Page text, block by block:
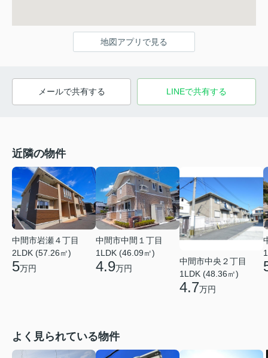
地図アプリで見る
メールで共有する LINEで共有する
近隣の物件
中間市岩瀬４丁目
2LDK (57.26㎡)
5万円
中間市中間１丁目
1LDK (46.09㎡)
4.9万円
中間市中央２丁目
1LDK (48.36㎡)
4.7万円
よく見られている物件